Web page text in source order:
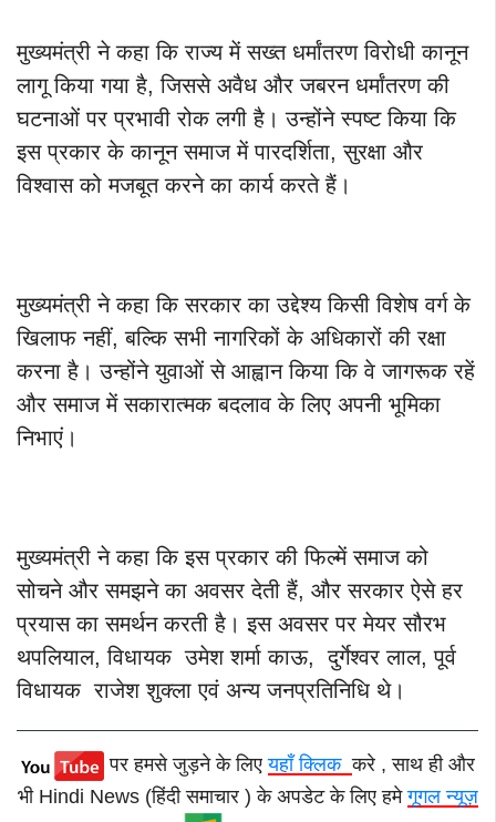
मुख्यमंत्री ने कहा कि राज्य में सख्त धर्मांतरण विरोधी कानून
लागू किया गया है, जिससे अवैध और जबरन धर्मांतरण की
घटनाओं पर प्रभावी रोक लगी है। उन्होंने स्पष्ट किया कि
इस प्रकार के कानून समाज में पारदर्शिता, सुरक्षा और
विश्वास को मजबूत करने का कार्य करते हैं।
मुख्यमंत्री ने कहा कि सरकार का उद्देश्य किसी विशेष वर्ग के
खिलाफ नहीं, बल्कि सभी नागरिकों के अधिकारों की रक्षा
करना है। उन्होंने युवाओं से आह्वान किया कि वे जागरूक रहें
और समाज में सकारात्मक बदलाव के लिए अपनी भूमिका
निभाएं।
मुख्यमंत्री ने कहा कि इस प्रकार की फिल्में समाज को
सोचने और समझने का अवसर देती हैं, और सरकार ऐसे हर
प्रयास का समर्थन करती है। इस अवसर पर मेयर सौरभ
थपलियाल, विधायक उमेश शर्मा काऊ, दुर्गेश्वर लाल, पूर्व
विधायक राजेश शुक्ला एवं अन्य जनप्रतिनिधि थे।
पर हमसे जुड़ने के लिएयहाँ क्लिककरे , साथ ही और
भी Hindi News (हिंदी समाचार ) के अपडेट के लिए हमेगूगल न्यूज़